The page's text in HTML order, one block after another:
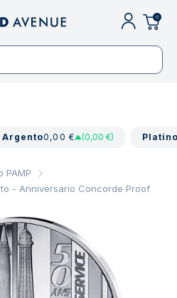
0
Argento0,00 € (0,00 €)
PAMP
- Anniversario Concorde Proof